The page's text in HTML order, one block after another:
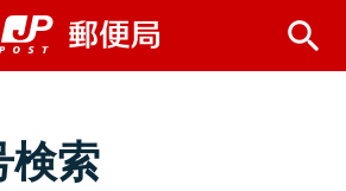
検索